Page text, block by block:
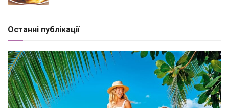
Останні публікації